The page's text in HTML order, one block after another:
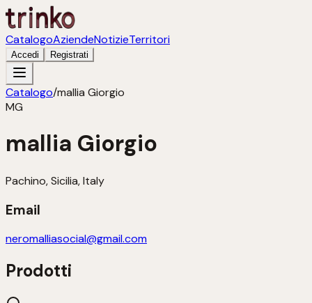
CatalogoAziendeNotizieTerritori
Accedi Registrati
Catalogo/mallia Giorgio
MG
mallia Giorgio
Pachino, Sicilia, Italy
Email
neromalliasocial@gmail.com
Prodotti